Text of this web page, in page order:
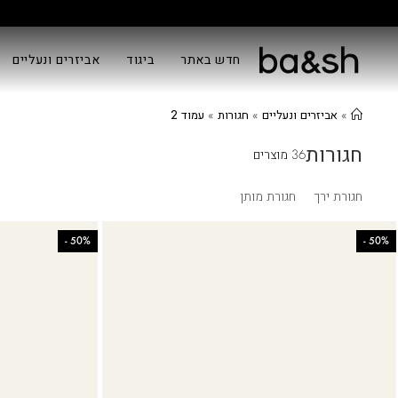
חדש באתר ביגוד אביזרים ונעליים
» אביזרים ונעליים » חגורות » עמוד 2
חגורות36 מוצרים
חגורת ירך חגורת מותן
50%
-
50%
-